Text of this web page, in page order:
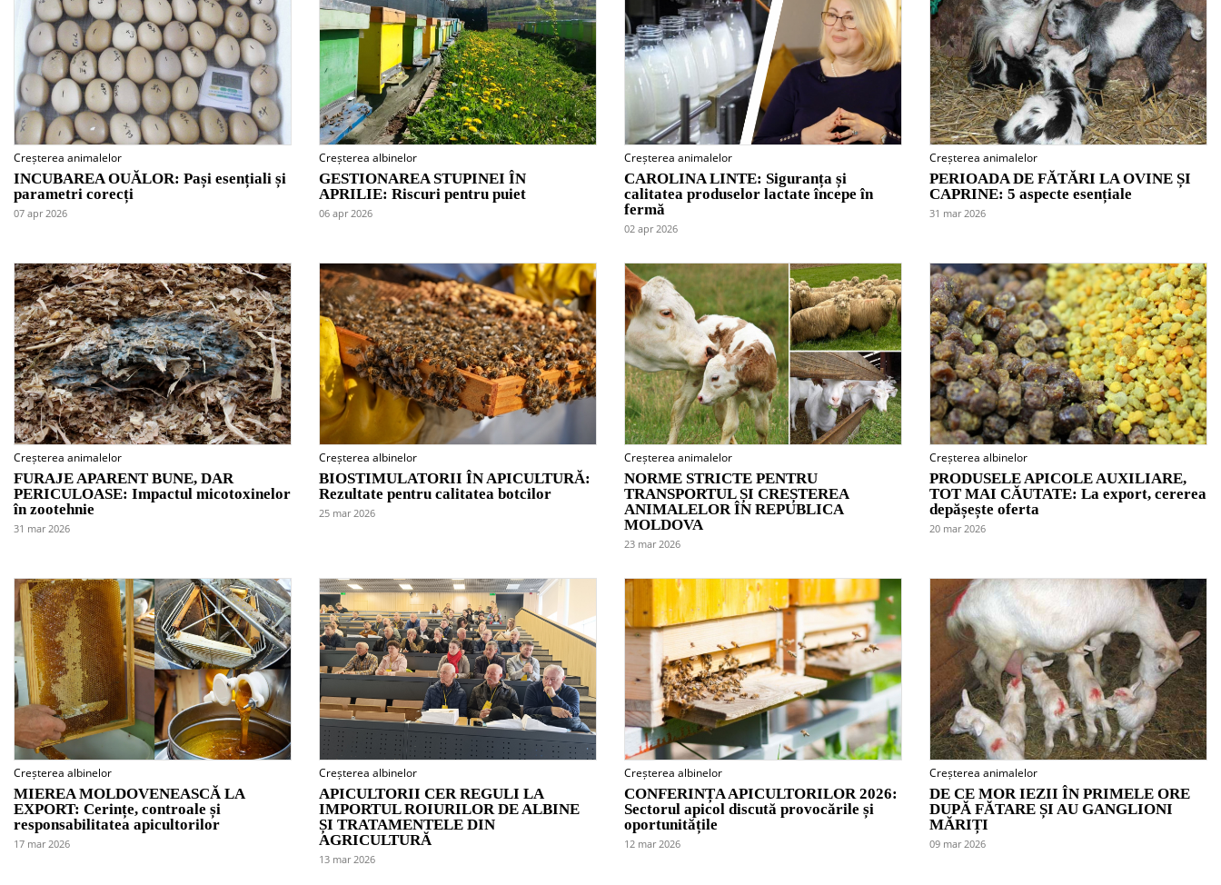
Creșterea animalelor
INCUBAREA OUĂLOR: Pași esențiali și
parametri corecți
07 apr 2026
Creșterea albinelor
GESTIONAREA STUPINEI ÎN
APRILIE: Riscuri pentru puiet
06 apr 2026
Creșterea animalelor
CAROLINA LINTE: Siguranța și
calitatea produselor lactate începe în
fermă
02 apr 2026
Creșterea animalelor
PERIOADA DE FĂTĂRI LA OVINE ȘI
CAPRINE: 5 aspecte esențiale
31 mar 2026
Creșterea animalelor
FURAJE APARENT BUNE, DAR
PERICULOASE: Impactul micotoxinelor
în zootehnie
31 mar 2026
Creșterea albinelor
BIOSTIMULATORII ÎN APICULTURĂ:
Rezultate pentru calitatea botcilor
25 mar 2026
Creșterea animalelor
NORME STRICTE PENTRU
TRANSPORTUL ȘI CREȘTEREA
ANIMALELOR ÎN REPUBLICA
MOLDOVA
23 mar 2026
Creșterea albinelor
PRODUSELE APICOLE AUXILIARE,
TOT MAI CĂUTATE: La export, cererea
depășește oferta
20 mar 2026
Creșterea albinelor
MIEREA MOLDOVENEASCĂ LA
EXPORT: Cerințe, controale și
responsabilitatea apicultorilor
17 mar 2026
Creșterea albinelor
APICULTORII CER REGULI LA
IMPORTUL ROIURILOR DE ALBINE
ȘI TRATAMENTELE DIN
AGRICULTURĂ
13 mar 2026
Creșterea albinelor
CONFERINȚA APICULTORILOR 2026:
Sectorul apicol discută provocările și
oportunitățile
12 mar 2026
Creșterea animalelor
DE CE MOR IEZII ÎN PRIMELE ORE
DUPĂ FĂTARE ȘI AU GANGLIONI
MĂRIȚI
09 mar 2026